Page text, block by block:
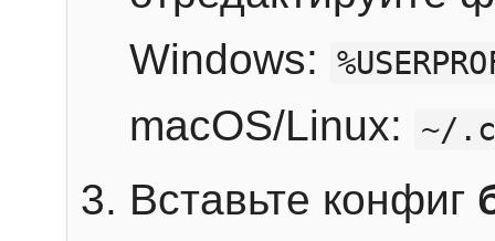
Windows:
macOS/Linux: ~/
Вставьте конфиг